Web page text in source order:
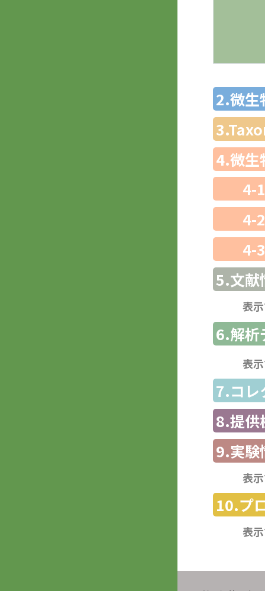
2.微生
4.微生
4-
4-
4-
5.文献
表
6.解析
表
7.コレ
8.提供
9.実験
表
10.プ
表